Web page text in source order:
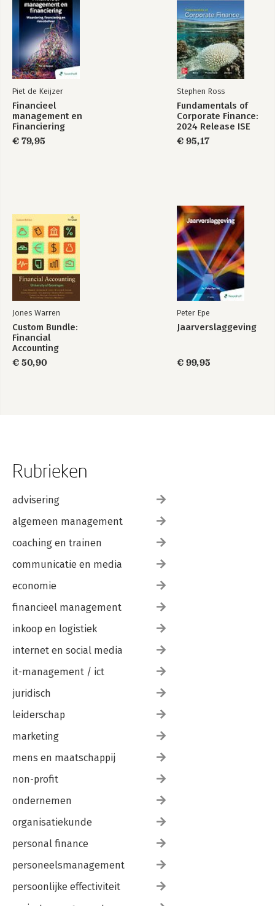
Piet de Keijzer
Financieel
management en
Financiering
€ 79,95
Stephen Ross
Fundamentals of
Corporate Finance:
2024 Release ISE
€ 95,17
Jones Warren
Custom Bundle:
Financial
Accounting
€ 50,90
Peter Epe
Jaarverslaggeving
€ 99,95
Rubrieken
advisering
algemeen management
coaching en trainen
communicatie en media
economie
financieel management
inkoop en logistiek
internet en social media
it-management / ict
juridisch
leiderschap
marketing
mens en maatschappij
non-profit
ondernemen
organisatiekunde
personal finance
personeelsmanagement
persoonlijke effectiviteit